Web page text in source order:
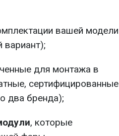
вашей модели
вариант);
для монтажа в
сертифицированные
два бренда);
, которые